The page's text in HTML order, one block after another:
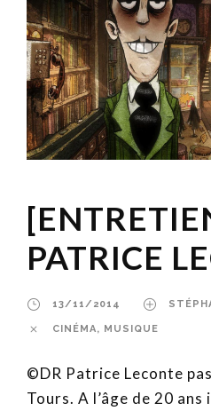
PATRICE
13/11/2014
CINÉMA, MUSIQUE
©DR Patrice Leconte
Tours. A l’âge de 20